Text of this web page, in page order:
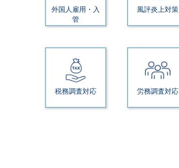
外国人雇用・入
管
風評炎上対策
税務調査対応 労務調査対応